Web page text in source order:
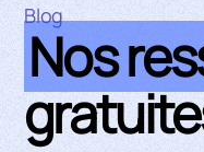
Blog
Nos